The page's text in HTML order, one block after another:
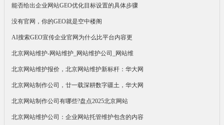
能否给出企业网站GEO优化目标设置的具体步骤
没有官网，你的GEO就是空中楼阁
AI搜索GEO宣传企业官网为什么比平台内容更
北京网站维护-网站维护_网站维护公司_网站维
北京网站维护报价，北京网站维护新标杆：华大网
北京网站制作公司，廿一载深耕数字疆土，华大网
北京网站制作公司有哪些?盘点2025北京网站
北京网站维护公司：企业网站托管维护包含的内容